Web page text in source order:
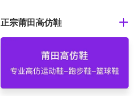
正宗莆田高仿鞋